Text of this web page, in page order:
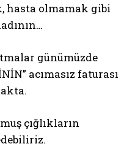
hasta olmamak gibi
günümüzde
acımasız faturası
çığlıkların